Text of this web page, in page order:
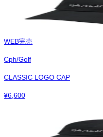
WEB完売
Cph/Golf
CLASSIC LOGO CAP
¥6,600